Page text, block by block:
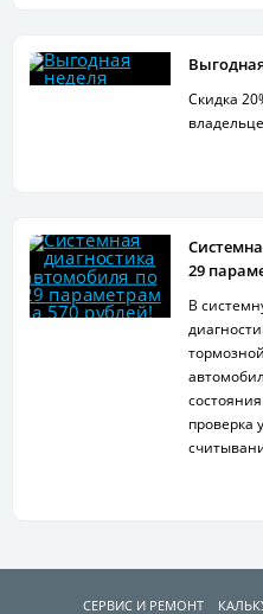
Скидка
29
В
проверка
СЕРВИС И РЕМОНТ